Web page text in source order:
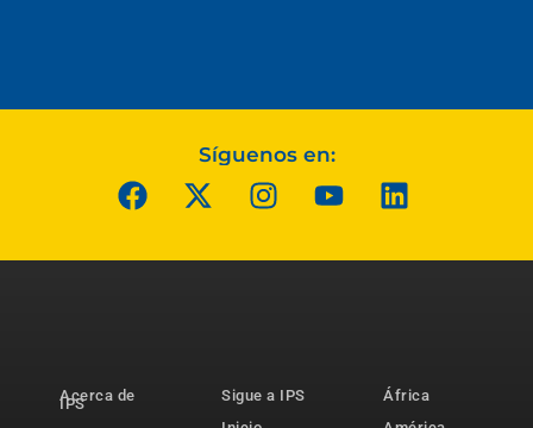
Síguenos en:
Acerca de
IPS
Sigue a IPS
África